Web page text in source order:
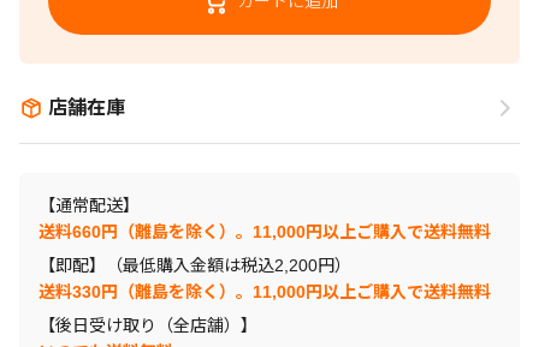
店舗在庫
【通常配送】
送料660円（離島を除く）。11,000円以上ご購入で送料無料
【即配】（最低購入金額は税込2,200円）
送料330円（離島を除く）。11,000円以上ご購入で送料無料
【後日受け取り（全店舗）】